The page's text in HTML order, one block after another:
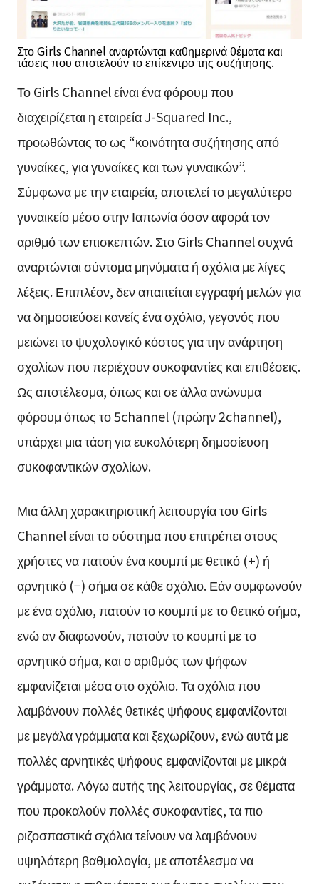
Στο Girls Channel αναρτώνται καθημερινά θέματα και
τάσεις που αποτελούν το επίκεντρο της συζήτησης.
Το Girls Channel είναι ένα φόρουμ που
διαχειρίζεται η εταιρεία J-Squared Inc.,
προωθώντας το ως “κοινότητα συζήτησης από
γυναίκες, για γυναίκες και των γυναικών”.
Σύμφωνα με την εταιρεία, αποτελεί το μεγαλύτερο
γυναικείο μέσο στην Ιαπωνία όσον αφορά τον
αριθμό των επισκεπτών. Στο Girls Channel συχνά
αναρτώνται σύντομα μηνύματα ή σχόλια με λίγες
λέξεις. Επιπλέον, δεν απαιτείται εγγραφή μελών για
να δημοσιεύσει κανείς ένα σχόλιο, γεγονός που
μειώνει το ψυχολογικό κόστος για την ανάρτηση
σχολίων που περιέχουν συκοφαντίες και επιθέσεις.
Ως αποτέλεσμα, όπως και σε άλλα ανώνυμα
φόρουμ όπως το 5channel (πρώην 2channel),
υπάρχει μια τάση για ευκολότερη δημοσίευση
συκοφαντικών σχολίων.
Μια άλλη χαρακτηριστική λειτουργία του Girls
Channel είναι το σύστημα που επιτρέπει στους
χρήστες να πατούν ένα κουμπί με θετικό (+) ή
αρνητικό (−) σήμα σε κάθε σχόλιο. Εάν συμφωνούν
με ένα σχόλιο, πατούν το κουμπί με το θετικό σήμα,
ενώ αν διαφωνούν, πατούν το κουμπί με το
αρνητικό σήμα, και ο αριθμός των ψήφων
εμφανίζεται μέσα στο σχόλιο. Τα σχόλια που
λαμβάνουν πολλές θετικές ψήφους εμφανίζονται
με μεγάλα γράμματα και ξεχωρίζουν, ενώ αυτά με
πολλές αρνητικές ψήφους εμφανίζονται με μικρά
γράμματα. Λόγω αυτής της λειτουργίας, σε θέματα
που προκαλούν πολλές συκοφαντίες, τα πιο
ριζοσπαστικά σχόλια τείνουν να λαμβάνουν
υψηλότερη βαθμολογία, με αποτέλεσμα να